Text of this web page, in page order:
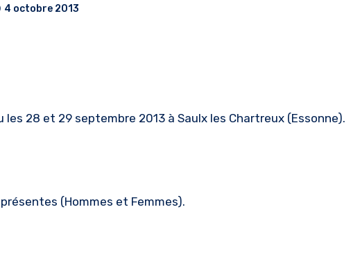
4 octobre 2013
les 28 et 29 septembre 2013 à Saulx les Chartreux (Essonne).
(Hommes et Femmes).